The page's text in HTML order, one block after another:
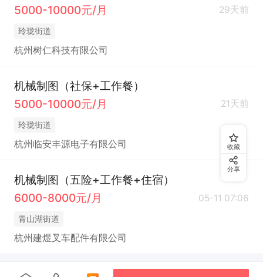
5000-10000元/月
29天前
玲珑街道
杭州树仁科技有限公司
机械制图（社保+工作餐）
5000-10000元/月
21天前
玲珑街道
杭州临安丰源电子有限公司
机械制图（五险+工作餐+住宿）
6000-8000元/月
05-11 07:06
青山湖街道
杭州建煜叉车配件有限公司
收藏
分享